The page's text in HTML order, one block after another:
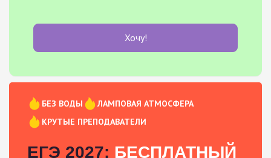
Хочу!
БЕЗ ВОДЫ
ЛАМПОВАЯ АТМОСФЕРА
КРУТЫЕ ПРЕПОДАВАТЕЛИ
ЕГЭ 2027: БЕСПЛАТНЫЙ